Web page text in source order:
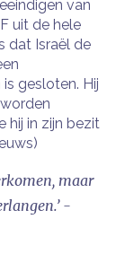
van
uit de hele
dat Israël de
gesloten. Hij
hij in zijn bezit
maar
-